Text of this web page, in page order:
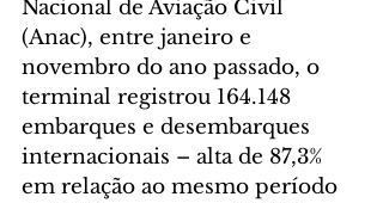
Nacional de Aviação Civil
(Anac), entre janeiro e
novembro do ano passado, o
terminal registrou 164.148
embarques e desembarques
internacionais – alta de 87,3%
em relação ao mesmo período